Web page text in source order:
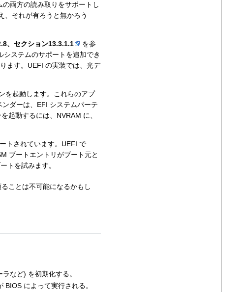
両方の読み取りをサポートし
、それが有ろうと無かろう
、セクション13.3.1.1
を参
ステムのサポートを追加でき
ます。UEFI の実装では、光デ
を起動します。これらのアプ
ダーは、EFI システムパーテ
起動するには、NVRAM に、
トされています。UEFI で
ブートエントリがブート元と
トを試みます。
ことは不可能になるかもし
など) を初期化する。
BIOS によって実行される。